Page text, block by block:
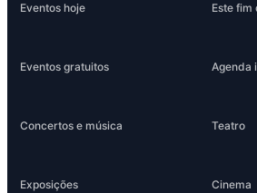
Eventos hoje Este fim
Eventos gratuitos Agenda
Concertos e música Teatro
Exposições Cinema